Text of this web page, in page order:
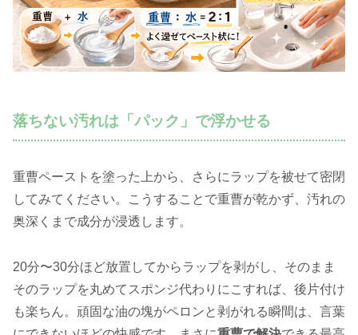
落ちない汚れは「パック」で浮かせる
重曹ペーストを塗った上から、さらにラップを被せて密閉
してみてください。こうすることで重曹が乾かず、汚れの
奥深くまで成分が浸透します。
20分〜30分ほど放置してからラップを剥がし、そのまま
そのラップを丸めてスポンジ代わりにこすれば、後片付け
も楽ちん。頑固な油の塊がペロンと剥がれる瞬間は、言葉